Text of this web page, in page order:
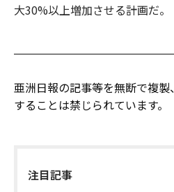
大30%以上増加させる計画だ。
亜洲日報の記事等を無断で複
することは禁じられています。
注目記事